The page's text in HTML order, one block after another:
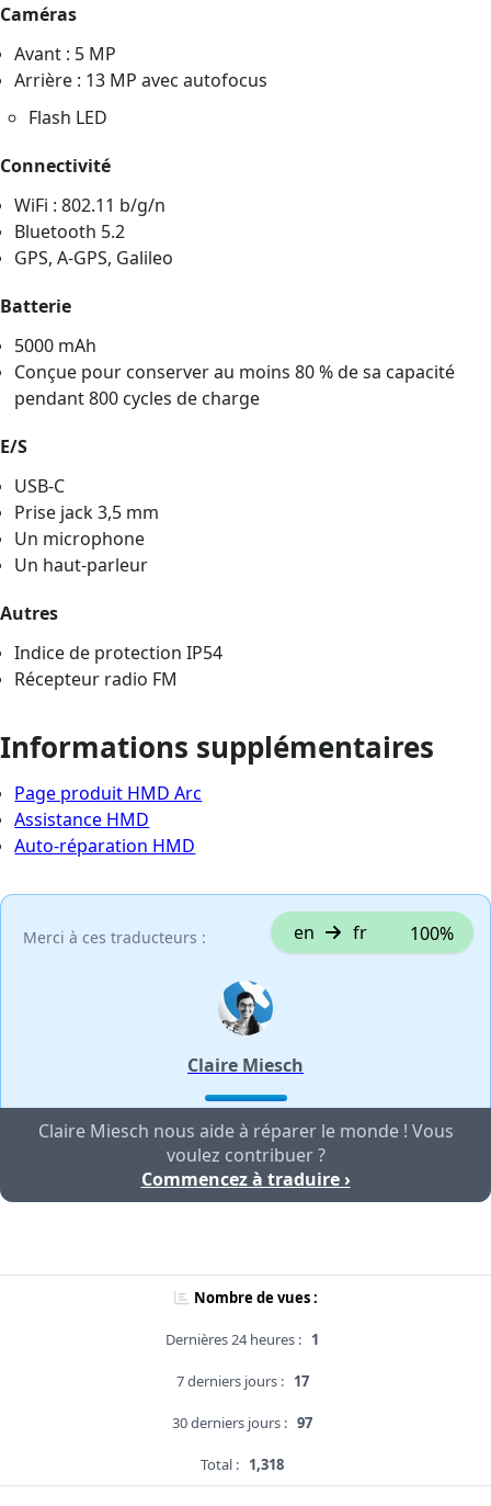
Caméras
Avant : 5 MP
Arrière : 13 MP avec autofocus
Flash LED
Connectivité
WiFi : 802.11 b/g/n
Bluetooth 5.2
GPS, A-GPS, Galileo
Batterie
5000 mAh
Conçue pour conserver au moins 80 % de sa capacité
pendant 800 cycles de charge
E/S
USB-C
Prise jack 3,5 mm
Un microphone
Un haut-parleur
Autres
Indice de protection IP54
Récepteur radio FM
Informations supplémentaires
Page produit HMD Arc
Assistance HMD
Auto-réparation HMD
Merci à ces traducteurs : en fr 100%
Claire Miesch
Claire Miesch nous aide à réparer le monde ! Vous
voulez contribuer ?
Commencez à traduire ›
Nombre de vues :
Dernières 24 heures : 1
7 derniers jours : 17
30 derniers jours : 97
Total : 1,318